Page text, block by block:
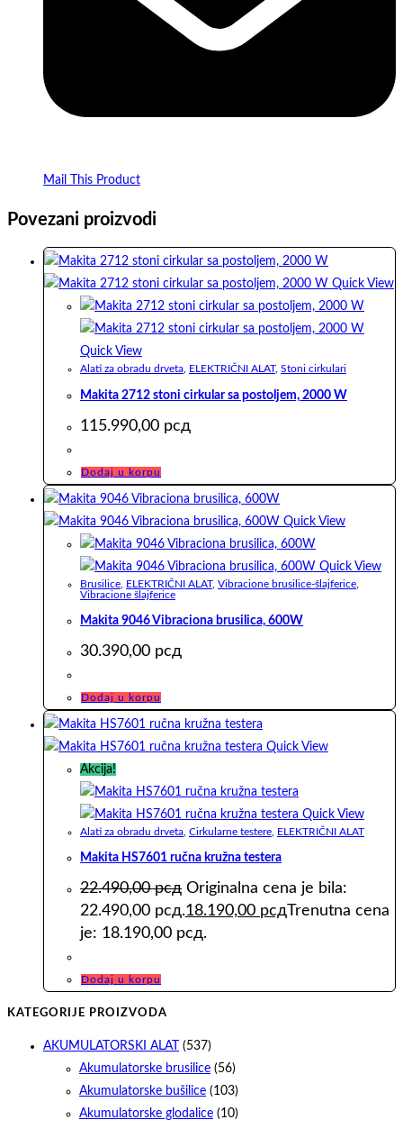
Mail This Product
Povezani proizvodi
Quick View
Quick View
Alati za obradu drveta, ELEKTRIČNI ALAT, Stoni cirkulari
Makita 2712 stoni cirkular sa postoljem, 2000 W
115.990,00 рсд
Dodaj u korpu
Quick View
Quick View
Brusilice ELEKTRIČNI ALAT, Vibracione brusilice-šlajferice
Vibracione šlajferice
Makita 9046 Vibraciona brusilica, 600W
30.390,00 рсд
Dodaj u korpu
Quick View
Akcija!
Quick View
Alati za obradu drveta Cirkularne testere ELEKTRIČNI ALAT
Makita HS7601 ručna kružna testera
22.490,00рсд Originalna cena je bila:
22.490,00 рсд.18.190,00 рсдTrenutna cena
je: 18.190,00 рсд.
Dodaj u korpu
KATEGORIJE PROIZVODA
AKUMULATORSKI ALAT
(537)
Akumulatorske brusilice (56)
Akumulatorske bušilice (103)
Akumulatorske glodalice (10)